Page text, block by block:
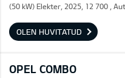
(50 kW) Elekter, 2025, 12 700 ,
OLEN HUVITATUD
OPEL COMBO